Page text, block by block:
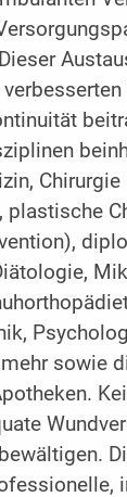
plastische
sowie